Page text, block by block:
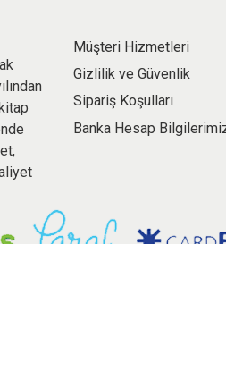
Müşteri Hizmetleri
Gizlilik ve Güvenlik
Sipariş Koşulları
Banka Hesap